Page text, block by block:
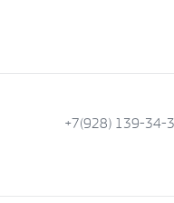
+7(928) 139-34-